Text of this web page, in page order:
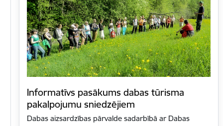
Informatīvs pasākums dabas tūrisma
pakalpojumu sniedzējiem
Dabas aizsardzības pārvalde sadarbībā ar Dabas